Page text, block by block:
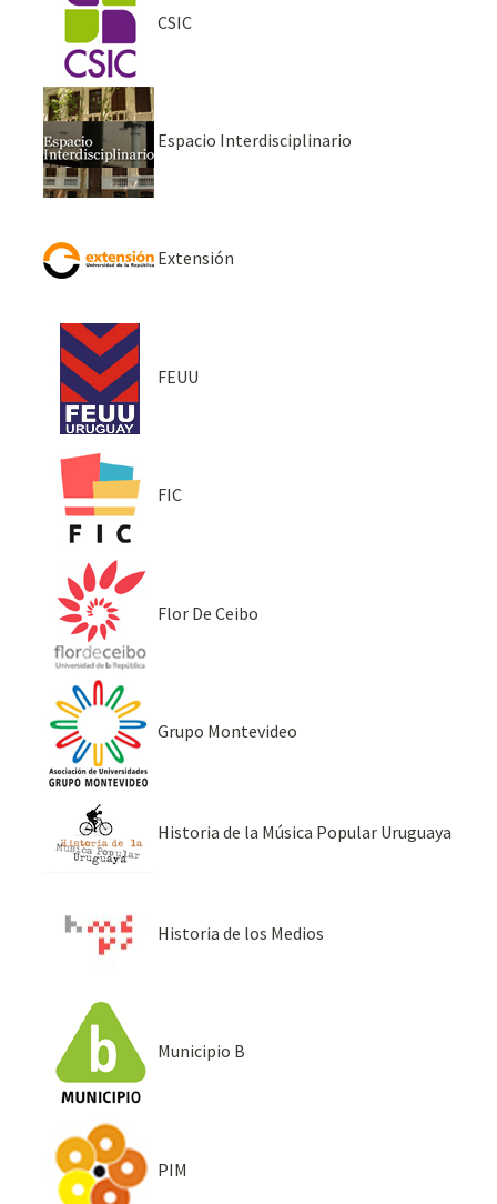
CSIC
Espacio Interdisciplinario
Extensión
FEUU
FIC
Flor De Ceibo
Grupo Montevideo
Historia de la Música Popular Uruguaya
Historia de los Medios
Municipio B
PIM